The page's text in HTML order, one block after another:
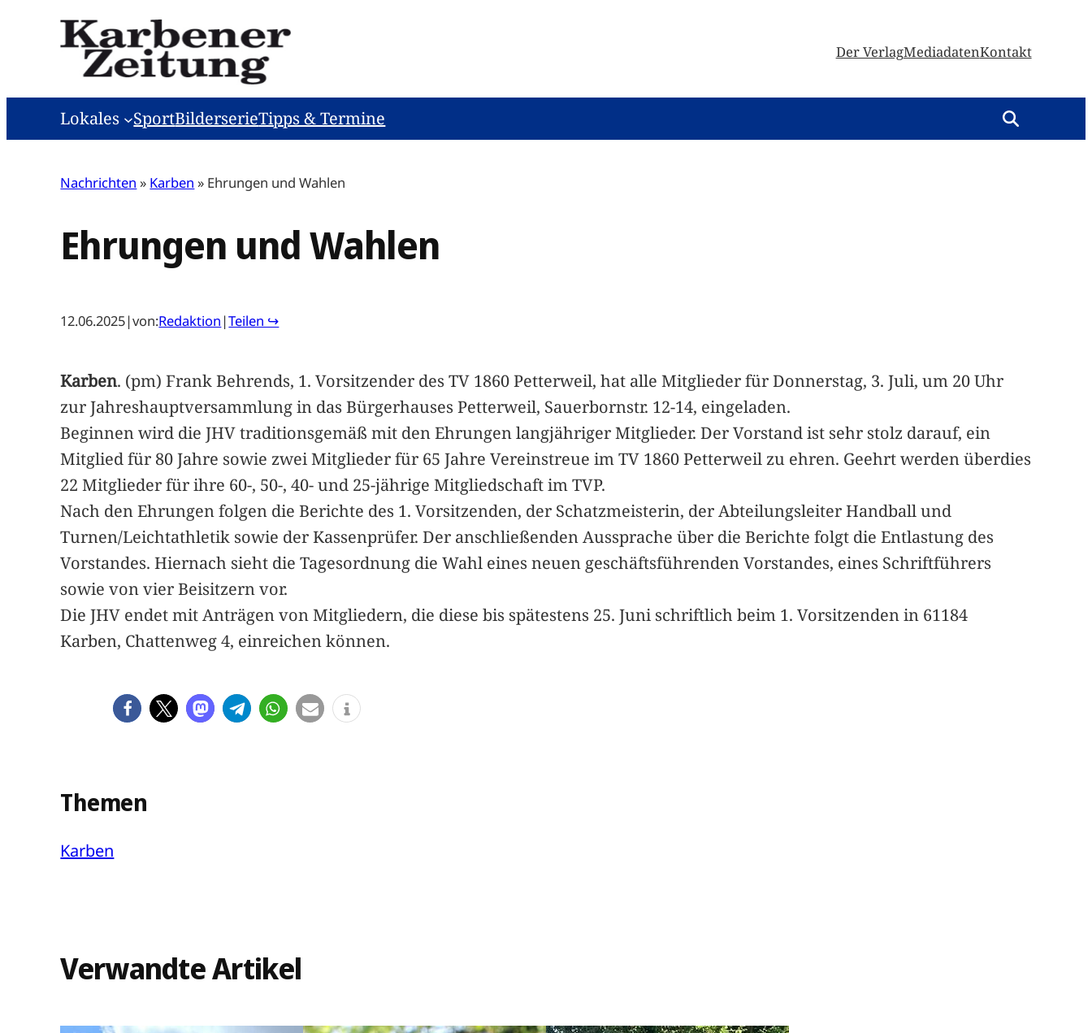
Der VerlagMediadatenKontakt
Lokales SportBilderserieTipps & Termine
Nachrichten » Karben » Ehrungen und Wahlen
Ehrungen und Wahlen
12.06.2025|von:Redaktion |Teilen ↪
Karben. (pm) Frank Behrends, 1. Vorsitzender des TV 1860 Petterweil, hat alle Mitglieder für Donnerstag, 3. Juli, um 20 Uhr
zur Jahreshauptversammlung in das Bürgerhauses Petterweil, Sauerbornstr. 12-14, eingeladen.
Beginnen wird die JHV traditionsgemäß mit den Ehrungen langjähriger Mitglieder. Der Vorstand ist sehr stolz darauf, ein
Mitglied für 80 Jahre sowie zwei Mitglieder für 65 Jahre Vereinstreue im TV 1860 Petterweil zu ehren. Geehrt werden überdies
22 Mitglieder für ihre 60-, 50-, 40- und 25-jährige Mitgliedschaft im TVP.
Nach den Ehrungen folgen die Berichte des 1. Vorsitzenden, der Schatzmeisterin, der Abteilungsleiter Handball und
Turnen/Leichtathletik sowie der Kassenprüfer. Der anschließenden Aussprache über die Berichte folgt die Entlastung des
Vorstandes. Hiernach sieht die Tagesordnung die Wahl eines neuen geschäftsführenden Vorstandes, eines Schriftführers
sowie von vier Beisitzern vor.
Die JHV endet mit Anträgen von Mitgliedern, die diese bis spätestens 25. Juni schriftlich beim 1. Vorsitzenden in 61184
Karben, Chattenweg 4, einreichen können.
Themen
Karben
Verwandte Artikel